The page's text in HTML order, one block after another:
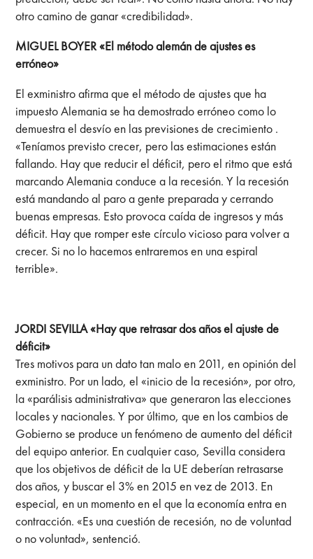
otro camino de ganar «credibilidad».
MIGUEL BOYER «El método alemán de ajustes es
erróneo»
El exministro afirma que el método de ajustes que ha
impuesto Alemania se ha demostrado erróneo como lo
demuestra el desvío en las previsiones de crecimiento .
«Teníamos previsto crecer, pero las estimaciones están
fallando. Hay que reducir el déficit, pero el ritmo que está
marcando Alemania conduce a la recesión. Y la recesión
está mandando al paro a gente preparada y cerrando
buenas empresas. Esto provoca caída de ingresos y más
déficit. Hay que romper este círculo vicioso para volver a
crecer. Si no lo hacemos entraremos en una espiral
terrible».
JORDI SEVILLA «Hay que retrasar dos años el ajuste de
déficit»
Tres motivos para un dato tan malo en 2011, en opinión del
exministro. Por un lado, el «inicio de la recesión», por otro,
la «parálisis administrativa» que generaron las elecciones
locales y nacionales. Y por último, que en los cambios de
Gobierno se produce un fenómeno de aumento del déficit
del equipo anterior. En cualquier caso, Sevilla considera
que los objetivos de déficit de la UE deberían retrasarse
dos años, y buscar el 3% en 2015 en vez de 2013. En
especial, en un momento en el que la economía entra en
contracción. «Es una cuestión de recesión, no de voluntad
o no voluntad», sentenció.